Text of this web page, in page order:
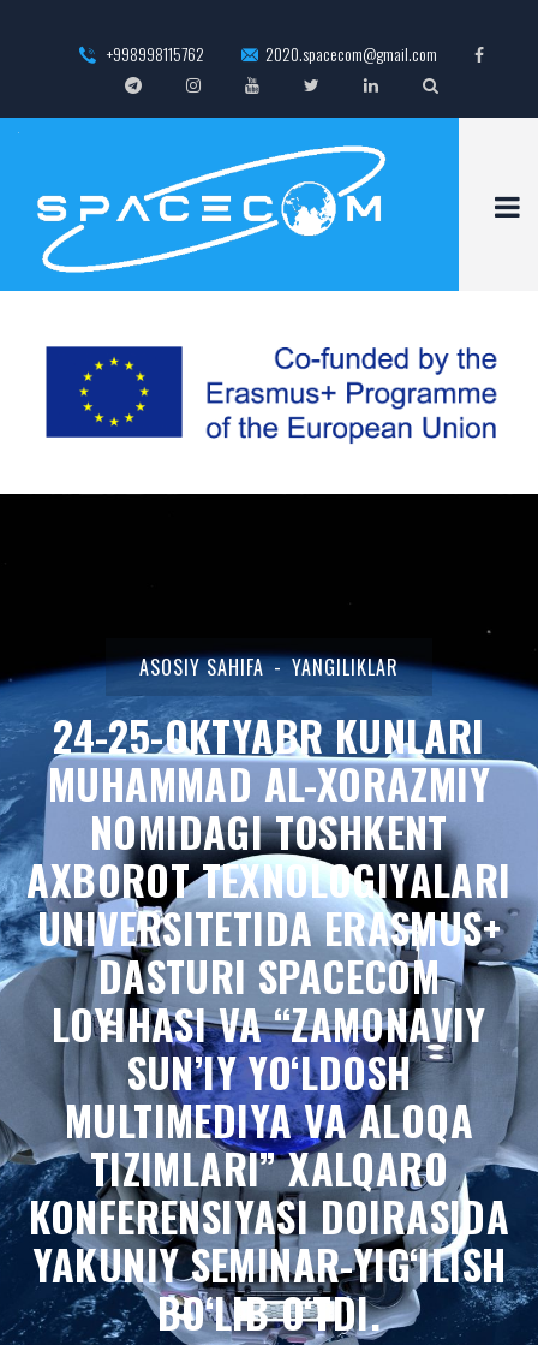
+998998115762 2020.spacecom@gmail.com
ASOSIY SAHIFA YANGILIKLAR
24-25-OKTYABR KUNLARI
MUHAMMAD AL-XORAZMIY
NOMIDAGI TOSHKENT
AXBOROT TEXNOLOGIYALARI
UNIVERSITETIDA ERASMUS+
DASTURI SPACECOM
LOYIHASI VA “ZAMONAVIY
SUN’IY YO‘LDOSH
MULTIMEDIYA VA ALOQA
TIZIMLARI” XALQARO
KONFERENSIYASI DOIRASIDA
YAKUNIY SEMINAR-YIG‘ILISH
BO‘LIB O‘TDI.